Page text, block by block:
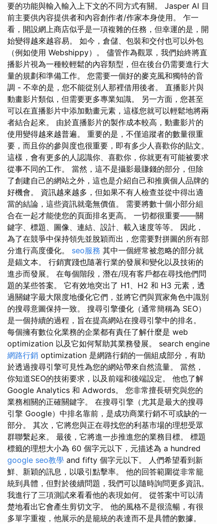
要的功能與輸入輸入上下文的不同方式有關。 Jasper AI 目
前主要供內容提供者和內容創作者/作家本身使用。 乍一
看，開設網上商店似乎是一項複雜的任務，但幸運的是，開
始變得越來越容易。 如今，倉儲、包裝和交付也可以外包
（例如使用 Webshippy）。 儘管作為觀眾，我們始終將直
播影片視為一種較輕鬆的內容類型，但在後台仍需要進行大
量的規劃和準備工作。 您需要一個好的麥克風和獨特的音
調 - 不幸的是，您不能從別人那裡借用後者。 直播影片與
動畫影片類似，但需要更多專業知識。 另一方面，您甚至
可以在直播影片中添加動畫元素，這樣您就可以輕鬆地將兩
者結合起來。 由於直播影片的製作成本較高，動畫影片的
使用變得越來越普遍。 重要的是，不僅追蹤者的數量很重
要，而且你的參與度也很重要，即有多少人喜歡你的貼文。
這樣，會有更多的人認識你、喜歡你，你就更有可能被要求
從事不同的工作。 當然，這不是攝影最賺錢的部分，但除
了創建自己的網站之外，這也是介紹自己和推廣個人品牌的
好機會。 資訊越來越多，但如果不有人檢查並從中得出適
當的結論，這些資訊就毫無價值。 需要將數十個小部分組
合在一起才能使您的頁面排名更高。 一切都很重要——關
鍵字、標題、圖像、連結、設計、載入速度等等。 因此，
為了在競爭中保持領先並脫穎而出，您需要對拼圖的所有部
分進行高度優化。 seo服務 其中一個經常被忽略的部分就
是錨文本。 行銷實踐也隨著行業的發展和變化以及技術的
進步而發展。 在每個階段，潛在/現有客戶都在尋找他們問
題的某些答案。 它有效地突出了 H1、H2 和 H3 元素，透
過關鍵字最大限度地優化它們，並將它們與買家角色中識別
的搜尋意圖保持一致。 搜尋引擎優化（通常簡稱為 SEO）
是一個持續的過程，旨在提高網站在搜尋引擎中的排名。
每個擁有數位化業務的企業都有責任了解什麼是 web
optimization 以及它如何幫助其業務發展。 search engine
網路行銷 optimization 是網路行銷的一個組成部分，有助
於透過搜尋引擎可見性為您的網站帶來自然流量。 當然，
你知道SEO的技術要求，以及前端和後端設定。 他也了解
Google Analytics 和 Adwords。 您非常擅長研究與您的
業務相關的正確關鍵字。 在搜尋引擎（尤其是最大的搜尋
引擎 Google）中排名靠前，是成功商業行銷不可或缺的一
部分。 其次，它將您與正在尋找您的利基市場的理想受眾
群聯繫起來。 最後，它將進一步推進您的業務目標。 標題
標籤的理想大小為 60 個字元以下，元描述為 a hundred
google seo教學 and fifty 個字元以下。 人們希望看到新
鮮、新穎的訊息，以吸引點擊率。 他的回答範圍從非常籠
統到具體，但對於後續問題，我們可以隨時詢問更多資訊。
我進行了三項測試來看看他的表現如何。 從答案中可以清
楚地看出它會產生剪切文字。 他的風格不是很流暢，有很
多單字重複，他展示的是籠統的表達而不是具體的數據。